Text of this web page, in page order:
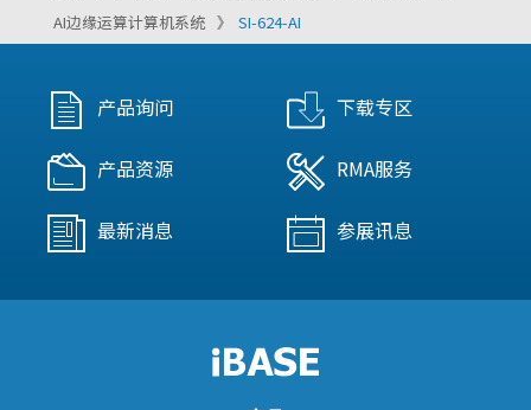
AI边缘运算计算机系统
SI-624-AI
产品询问 下载专区
产品资源 RMA服务
最新消息 参展讯息